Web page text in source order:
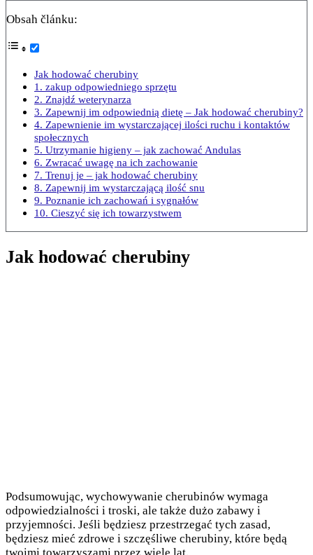
Obsah článku:
Jak hodować cherubiny
1. zakup odpowiedniego sprzętu
2. Znajdź weterynarza
3. Zapewnij im odpowiednią dietę – Jak hodować cherubiny?
4. Zapewnienie im wystarczającej ilości ruchu i kontaktów
społecznych
5. Utrzymanie higieny – jak zachować Andulas
6. Zwracać uwagę na ich zachowanie
7. Trenuj je – jak hodować cherubiny
8. Zapewnij im wystarczającą ilość snu
9. Poznanie ich zachowań i sygnałów
10. Cieszyć się ich towarzystwem
Jak hodować cherubiny
Podsumowując, wychowywanie cherubinów wymaga
odpowiedzialności i troski, ale także dużo zabawy i
przyjemności. Jeśli będziesz przestrzegać tych zasad,
będziesz mieć zdrowe i szczęśliwe cherubiny, które będą